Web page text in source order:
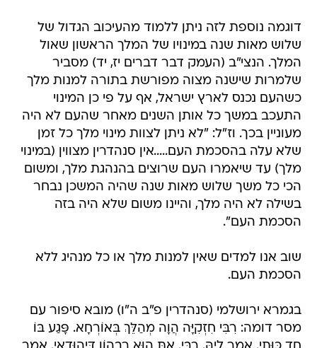
דוגמה נוספת לזה ניתן ללמוד מהעיכוב הגדול של
שלוש מאות שנה במינויו של המלך הראשון שאול
המלך. הנצי"ב (העמק דבר דברים יז, יד) מסביר
שלמרות שישנה מצוה מפורשת בתורה למנות מלך
כשהעם נכנס לארץ ישראל, אף על פי כן המינוי
התעכב במשך כל אותן השנים מאחר שהעם לא היה
מעוניין בכך. וז"ל: "לא ניתן לצוות מינוי מלך כל זמן
שלא עלה בהסכמת העם.....אין סנהדרין מצווין (במינוי
מלך) עד שיאמרו העם שרוצים בהנהגת מלך, ומשום
הכי כל משך שלוש מאות שנה שהיה המשכן נבחר
בשילה לא היה מלך, והיינו משום שלא היה בזה
הסכמת העם".
שוב אנו למדים שאין למנות מלך או כל מנהיג ללא
הסכמת העם.
בגמרא ירושלמי (סנהדרין פ"ב ה"ו) מובא סיפור עם
מסר דומה: רִבִּי חִזְקִיָּה הֲוָה מְהַלֵּךְ בְּאוֹרְחָא. פָּגַע בּוֹ